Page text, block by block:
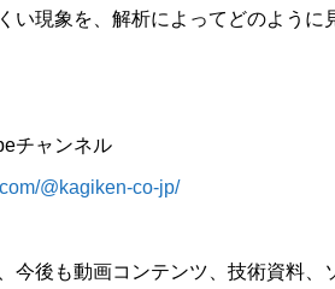
い現象を、解析によってどのよう
チャンネル
@kagiken-co-jp/
今後も動画コンテンツ、技術資料、